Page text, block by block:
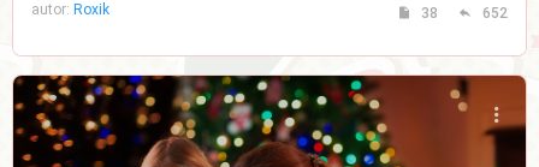
autor: Roxik 38 652